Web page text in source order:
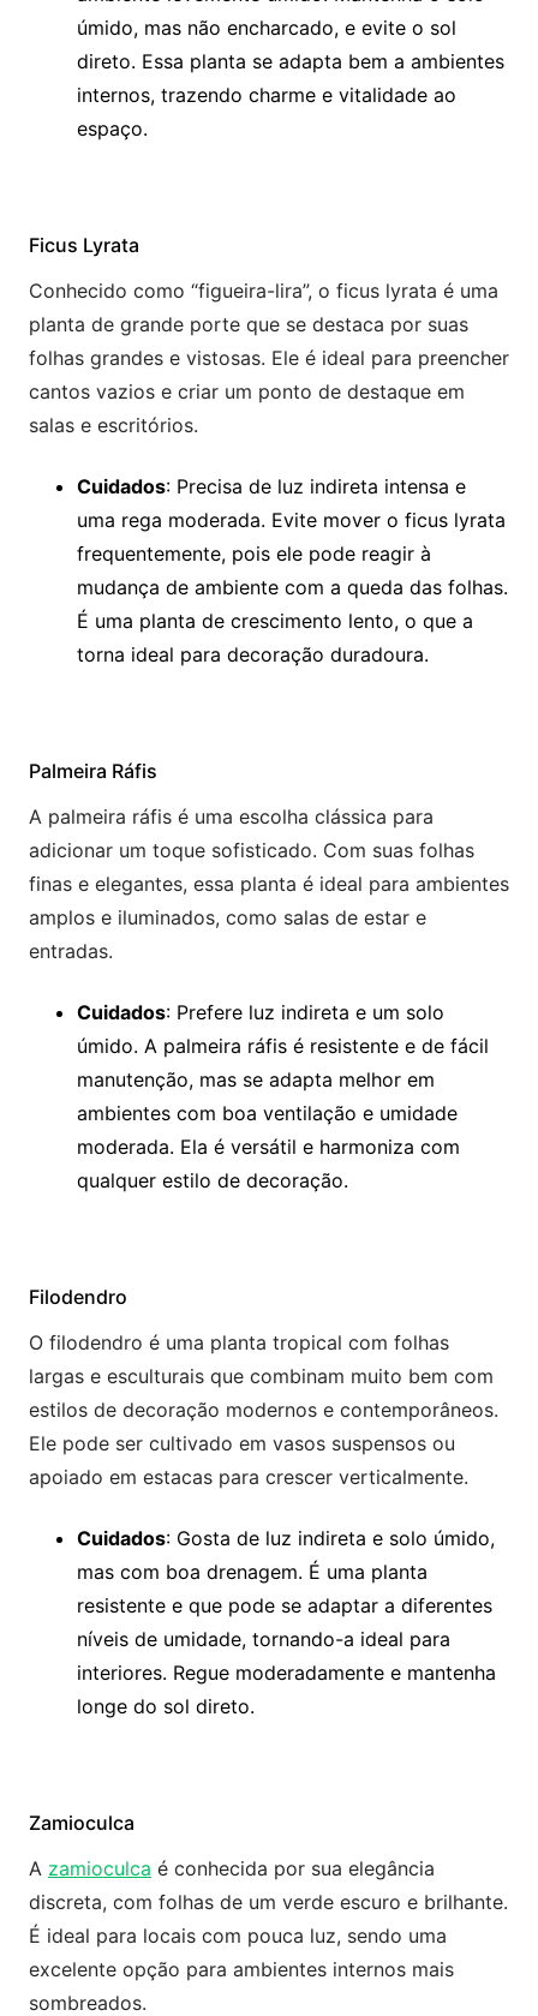
úmido, mas não encharcado, e evite o sol
direto. Essa planta se adapta bem a ambientes
internos, trazendo charme e vitalidade ao
espaço.
Ficus Lyrata
Conhecido como “figueira-lira”, o ficus lyrata é uma
planta de grande porte que se destaca por suas
folhas grandes e vistosas. Ele é ideal para preencher
cantos vazios e criar um ponto de destaque em
salas e escritórios.
Cuidados: Precisa de luz indireta intensa e
uma rega moderada. Evite mover o ficus lyrata
frequentemente, pois ele pode reagir à
mudança de ambiente com a queda das folhas.
É uma planta de crescimento lento, o que a
torna ideal para decoração duradoura.
Palmeira Ráfis
A palmeira ráfis é uma escolha clássica para
adicionar um toque sofisticado. Com suas folhas
finas e elegantes, essa planta é ideal para ambientes
amplos e iluminados, como salas de estar e
entradas.
Cuidados: Prefere luz indireta e um solo
úmido. A palmeira ráfis é resistente e de fácil
manutenção, mas se adapta melhor em
ambientes com boa ventilação e umidade
moderada. Ela é versátil e harmoniza com
qualquer estilo de decoração.
Filodendro
O filodendro é uma planta tropical com folhas
largas e esculturais que combinam muito bem com
estilos de decoração modernos e contemporâneos.
Ele pode ser cultivado em vasos suspensos ou
apoiado em estacas para crescer verticalmente.
Cuidados: Gosta de luz indireta e solo úmido,
mas com boa drenagem. É uma planta
resistente e que pode se adaptar a diferentes
níveis de umidade, tornando-a ideal para
interiores. Regue moderadamente e mantenha
longe do sol direto.
Zamioculca
A zamioculca é conhecida por sua elegância
discreta, com folhas de um verde escuro e brilhante.
É ideal para locais com pouca luz, sendo uma
excelente opção para ambientes internos mais
sombreados.